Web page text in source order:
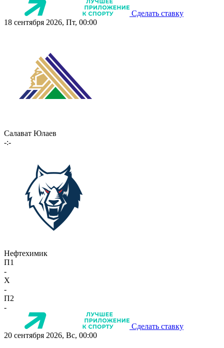
Сделать ставку
18 сентября 2026, Пт, 00:00
Салават Юлаев
-:-
Нефтехимик
П1
-
X
-
П2
-
Сделать ставку
20 сентября 2026, Вс, 00:00